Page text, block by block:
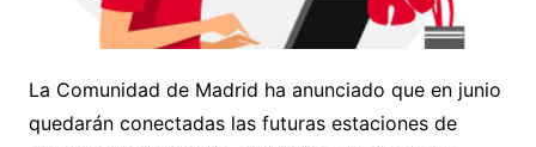
La Comunidad de Madrid ha anunciado que en junio
quedarán conectadas las futuras estaciones de